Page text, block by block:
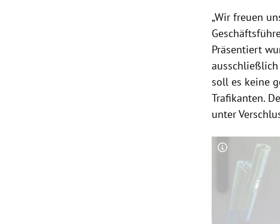
„Wir freuen
Präsentiert
soll es keine
Trafikanten.
unter
Copyright-